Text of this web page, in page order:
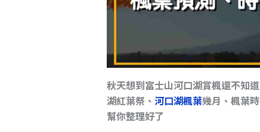
秋天想到富士山河口湖賞楓還不知
湖紅葉祭、 河口湖楓葉幾月、楓葉
幫你整理好了